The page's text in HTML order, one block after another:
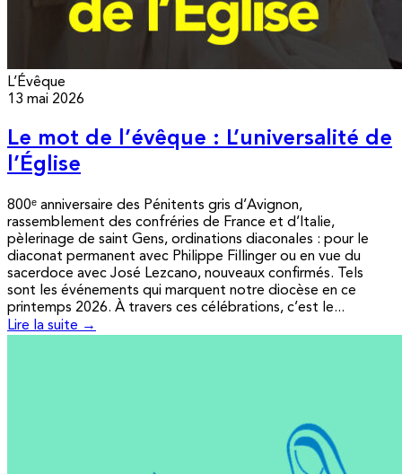
L’Évêque
13 mai 2026
Le mot de l’évêque : L’universalité de
l’Église
800ᵉ anniversaire des Pénitents gris d’Avignon,
rassemblement des confréries de France et d’Italie,
pèlerinage de saint Gens, ordinations diaconales : pour le
diaconat permanent avec Philippe Fillinger ou en vue du
sacerdoce avec José Lezcano, nouveaux confirmés. Tels
sont les événements qui marquent notre diocèse en ce
printemps 2026. À travers ces célébrations, c’est le...
Lire la suite →